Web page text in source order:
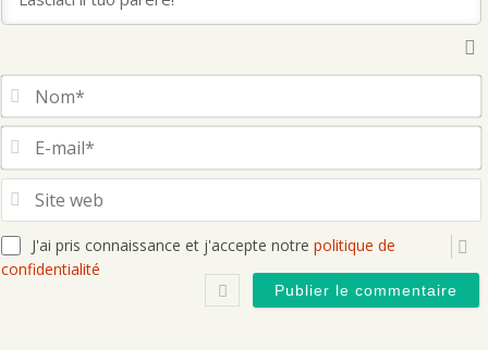
J'ai pris connaissance et j'accepte notre politique de
confidentialité